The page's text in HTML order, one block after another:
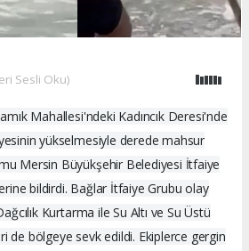
Sesli Oku)
Mahallesi'ndeki Kadıncık Deresi'nde
yükselmesiyle derede mahsur
Mersin Büyükşehir Belediyesi İtfaiye
bildirdi. Bağlar İtfaiye Grubu olay
Kurtarma ile Su Altı ve Su Üstü
de bölgeye sevk edildi. Ekiplerce gergin